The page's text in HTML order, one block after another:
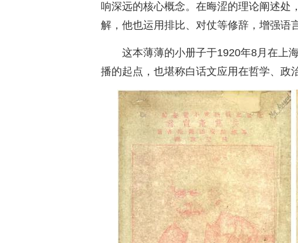
响深远的核心概念。在晦涩的理论阐述处
解，他也运用排比、对仗等修辞，增强语
这本薄薄的小册子于1920年8月在上
播的起点，也堪称白话文应用在哲学、政